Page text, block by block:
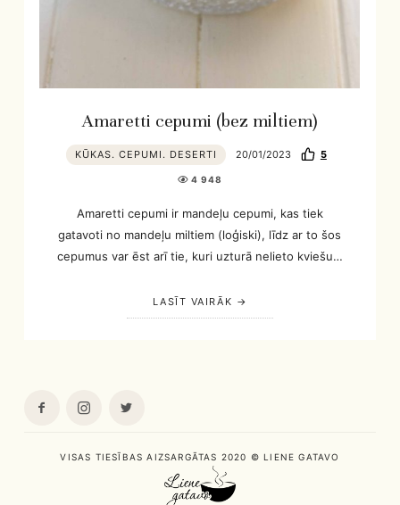
Amaretti cepumi (bez miltiem)
KŪKAS. CEPUMI. DESERTI 20/01/2023 5
4 948
Amaretti cepumi ir mandeļu cepumi, kas tiek
gatavoti no mandeļu miltiem (loģiski), līdz ar to šos
cepumus var ēst arī tie, kuri uzturā nelieto kviešu…
LASĪT VAIRĀK
VISAS TIESĪBAS AIZSARGĀTAS 2020 © LIENE GATAVO